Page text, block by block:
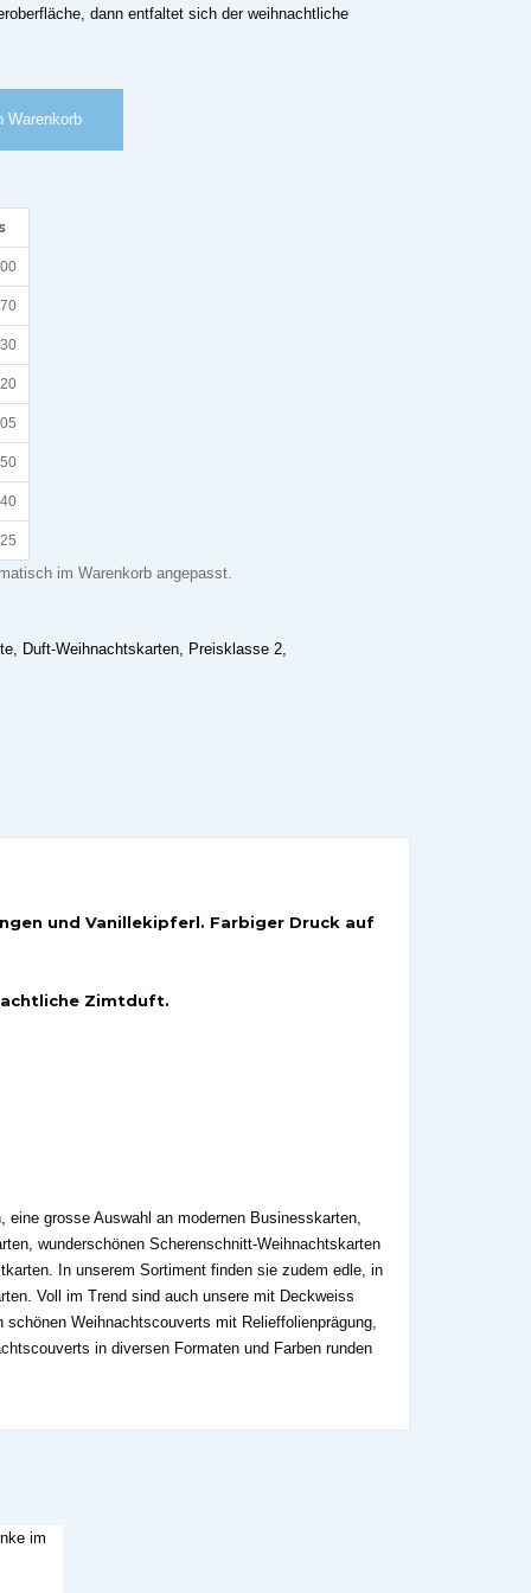
dann entfaltet sich der weihnachtliche
Warenkorb
im Warenkorb angepasst.
, Duft-Weihnachtskarten, Preisklasse 2,
und Vanillekipferl. Farbiger Druck auf
Zimtduft.
grosse Auswahl an modernen Businesskarten,
wunderschönen Scherenschnitt-Weihnachtskarten
In unserem Sortiment finden sie zudem edle, in
Voll im Trend sind auch unsere mit Deckweiss
Weihnachtscouverts mit Relieffolienprägung,
in diversen Formaten und Farben runden